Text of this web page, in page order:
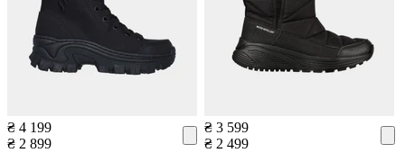
₴ 4 199
₴ 2 899
₴ 3 599
₴ 2 499